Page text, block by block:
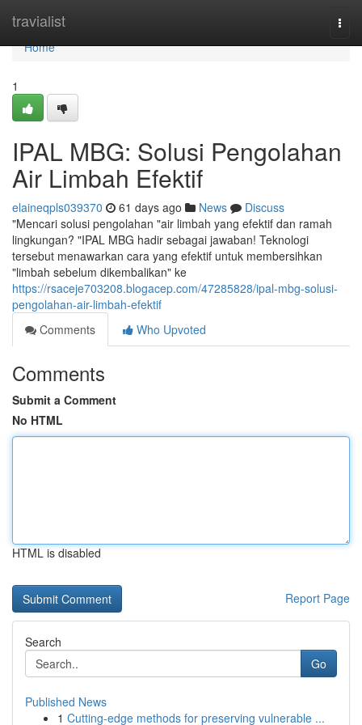
travialist
Home
Home
1
IPAL MBG: Solusi Pengolahan
Air Limbah Efektif
elaineqpls039370 61 days ago News
Discuss
"Mencari solusi pengolahan "air limbah yang efektif dan ramah
lingkungan? "IPAL MBG hadir sebagai jawaban! Teknologi
tersebut menawarkan cara yang efektif untuk membersihkan
"limbah sebelum dikembalikan" ke
https://rsaceje703208.blogacep.com/47285828/ipal-mbg-solusi-
pengolahan-air-limbah-efektif
Comments
Who Upvoted
Comments
Submit a Comment
No HTML
HTML is disabled
Report Page
Search
Go
Published News
1 Cutting-edge methods for preserving vulnerable ...